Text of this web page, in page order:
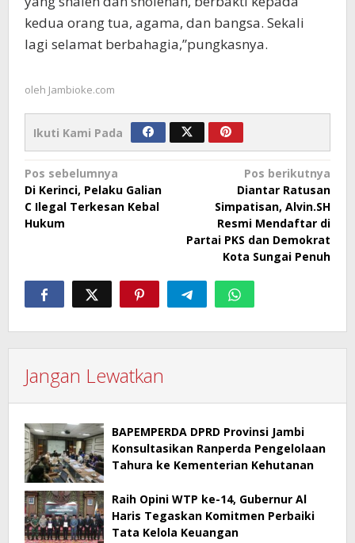
kedua orang tua, agama, dan bangsa. Sekali
lagi selamat berbahagia,”pungkasnya.
oleh Jambioke.com
Ikuti Kami Pada
Navigasi
pos
Pos sebelumnya
Di Kerinci, Pelaku Galian
C Ilegal Terkesan Kebal
Hukum
Pos berikutnya
Diantar Ratusan
Simpatisan, Alvin.SH
Resmi Mendaftar di
Partai PKS dan Demokrat
Kota Sungai Penuh
Jangan Lewatkan
BAPEMPERDA DPRD Provinsi Jambi
Konsultasikan Ranperda Pengelolaan
Tahura ke Kementerian Kehutanan
Raih Opini WTP ke-14, Gubernur Al
Haris Tegaskan Komitmen Perbaiki
Tata Kelola Keuangan